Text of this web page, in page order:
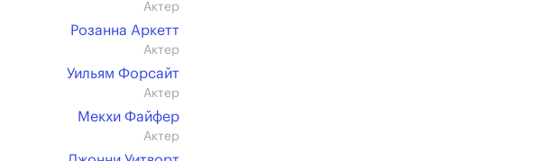
Актер
Розанна Аркетт
Актер
Уильям Форсайт
Актер
Мекхи Файфер
Актер